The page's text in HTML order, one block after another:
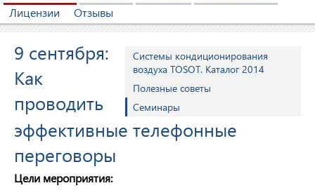
Лицензии
Отзывы
Системы кондиционирования
воздуха TOSOT. Каталог 2014
Полезные советы
Семинары
9 сентября:
Как
проводить
эффективные телефонные
переговоры
Цели мероприятия: